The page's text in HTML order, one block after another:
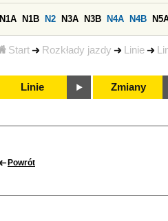
Start Rozkłady jazdy Linie
N1A N1B N2 N3A N3B N4A N4B
Linie Zmiany
Powrót